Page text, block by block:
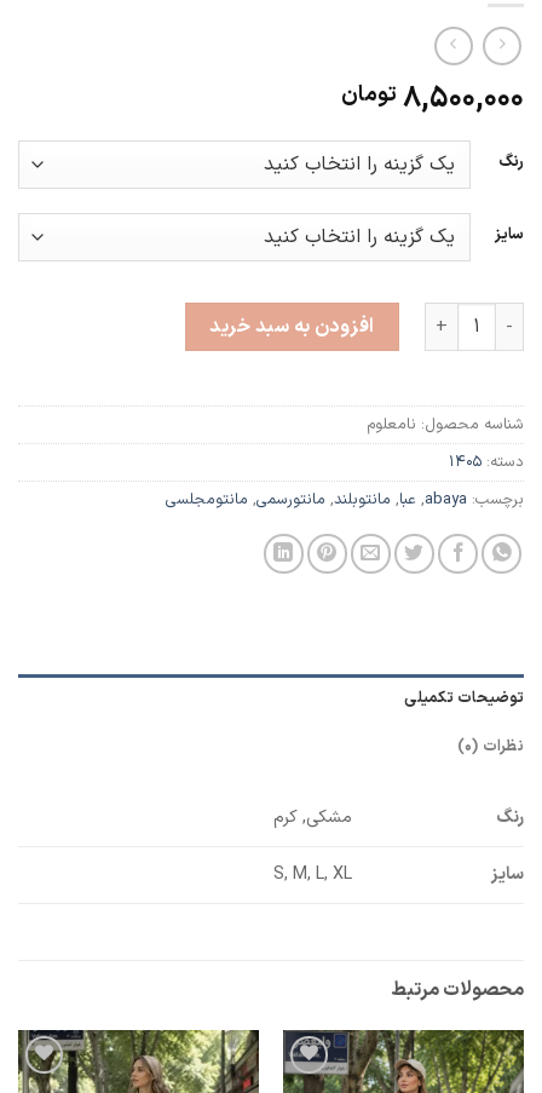
8,500,000 تومان
رنگ
سایز
افزودن به سبد خرید
شناسه محصول: نامعلوم
دسته: 1405
برچسب: abaya
, عبا, مانتوبلند, مانتورسمی, مانتومجلسی
توضیحات تکمیلی
نظرات (0)
رنگ مشکی, کرم
سایز S, M, L, XL
محصولات مرتبط